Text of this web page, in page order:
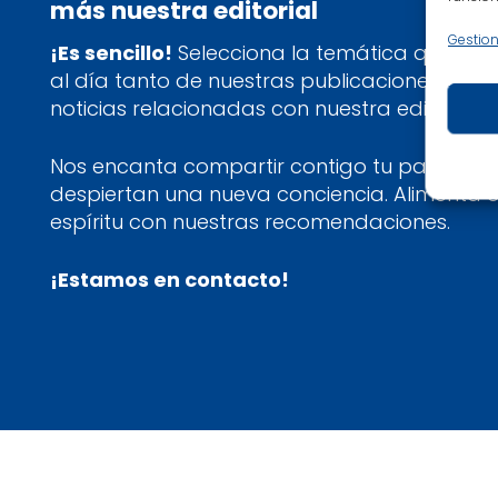
más nuestra editorial
¡Es sencillo! Selecciona la temática que
al día tanto de nuestras publicaciones más
noticias relacionadas con nuestra editorial.
Nos encanta compartir contigo tu pasión
despiertan una nueva conciencia. Alimenta
espíritu con nuestras recomendaciones.
¡Estamos en contacto!